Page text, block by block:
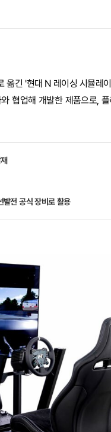
긴 '현대 N 레이싱 시뮬레
협업해 개발한 제품으로,
전 공식 장비로 활용